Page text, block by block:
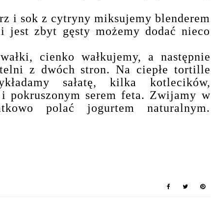
i sok z cytryny miksujemy blenderem
jest zbyt gęsty możemy dodać nieco
cienko wałkujemy, a następnie
z dwóch stron. Na ciepłe tortille
sałatę, kilka kotlecików,
pokruszonym serem feta. Zwijamy w
polać jogurtem naturalnym.